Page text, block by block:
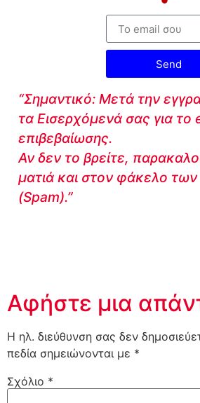
Send
“Σημαντικό: Μετά την
τα Εισερχόμενά σας για το
επιβεβαίωσης.
Αν δεν το βρείτε,
ματιά και στον φάκελο
(Spam).”
Αφήστε μια
Η ηλ. διεύθυνση σας δεν
πεδία σημειώνονται με *
Σχόλιο *